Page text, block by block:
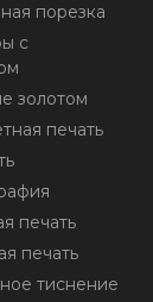
порезка
с
золотом
печать
печать
печать
тиснение